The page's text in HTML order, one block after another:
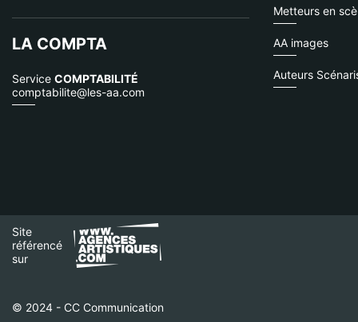
LA COMPTA
Service COMPTABILITÉ
comptabilite@les-aa.com
Metteurs en
AA images
Auteurs
Site
référencé
sur
© 2024 - CC Communication